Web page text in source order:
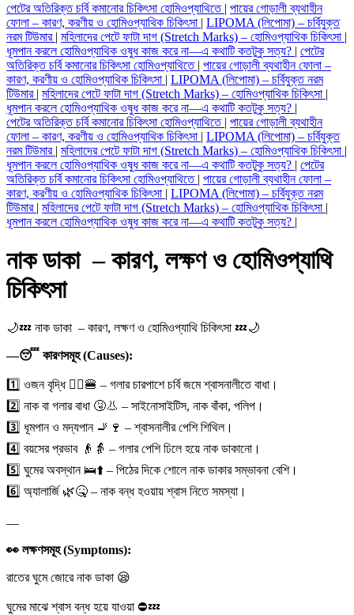
পেটের অতিরিক্ত চর্বি কমানোর চিকিৎসা হোমিওপ্যাথিতে | পায়ের গোড়ালী ব্যথাহীন
ফোলা – কারণ, করণীয় ও হোমিওপ্যাথিক চিকিৎসা | LIPOMA (লিপোমা) – চর্বিযুক্ত
নরম টিউমার | মহিলাদের পেটে ফাটা দাগ (Stretch Marks) – হোমিওপ্যাথিক চিকিৎসা |
ধূমপান করলে হোমিওপ্যাথিক ওষুধ কাজ করে না—এ কথাটি কতটুকু সত্য? | পেটের
অতিরিক্ত চর্বি কমানোর চিকিৎসা হোমিওপ্যাথিতে | পায়ের গোড়ালী ব্যথাহীন ফোলা –
কারণ, করণীয় ও হোমিওপ্যাথিক চিকিৎসা | LIPOMA (লিপোমা) – চর্বিযুক্ত নরম
টিউমার | মহিলাদের পেটে ফাটা দাগ (Stretch Marks) – হোমিওপ্যাথিক চিকিৎসা |
ধূমপান করলে হোমিওপ্যাথিক ওষুধ কাজ করে না—এ কথাটি কতটুকু সত্য? |
পেটের অতিরিক্ত চর্বি কমানোর চিকিৎসা হোমিওপ্যাথিতে | পায়ের গোড়ালী ব্যথাহীন
ফোলা – কারণ, করণীয় ও হোমিওপ্যাথিক চিকিৎসা | LIPOMA (লিপোমা) – চর্বিযুক্ত
নরম টিউমার | মহিলাদের পেটে ফাটা দাগ (Stretch Marks) – হোমিওপ্যাথিক চিকিৎসা |
ধূমপান করলে হোমিওপ্যাথিক ওষুধ কাজ করে না—এ কথাটি কতটুকু সত্য? | পেটের
অতিরিক্ত চর্বি কমানোর চিকিৎসা হোমিওপ্যাথিতে | পায়ের গোড়ালী ব্যথাহীন ফোলা –
কারণ, করণীয় ও হোমিওপ্যাথিক চিকিৎসা | LIPOMA (লিপোমা) – চর্বিযুক্ত নরম
টিউমার | মহিলাদের পেটে ফাটা দাগ (Stretch Marks) – হোমিওপ্যাথিক চিকিৎসা |
ধূমপান করলে হোমিওপ্যাথিক ওষুধ কাজ করে না—এ কথাটি কতটুকু সত্য? |
নাক ডাকা – কারণ, লক্ষণ ও হোমিওপ্যাথি
চিকিৎসা
🌙💤 নাক ডাকা – কারণ, লক্ষণ ও হোমিওপ্যাথি চিকিৎসা 💤🌙
—😴 কারণসমূহ (Causes):
1️⃣ ওজন বৃদ্ধি 🧍‍♂️🍔 – গলার চারপাশে চর্বি জমে শ্বাসনালীতে বাধা।
2️⃣ নাক বা গলার বাধা 🤧👃 – সাইনোসাইটিস, নাক বাঁকা, পলিপ।
3️⃣ ধূমপান ও মদ্যপান 🚬 🍷 – শ্বাসনালীর পেশি শিথিল।
4️⃣ বয়সের প্রভাব 👴 👵 – গলার পেশি ঢিলে হয়ে নাক ডাকানো।
5️⃣ ঘুমের অবস্থান 🛌⬆️ – পিঠের দিকে শোলে নাক ডাকার সম্ভাবনা বেশি।
6️⃣ অ্যালার্জি 🌿🤒 – নাক বন্ধ হওয়ায় শ্বাস নিতে সমস্যা।
—
👀 লক্ষণসমূহ (Symptoms):
রাতের ঘুমে জোরে নাক ডাকা 😪
ঘুমের মাঝে শ্বাস বন্ধ হয়ে যাওয়া ⛔💤